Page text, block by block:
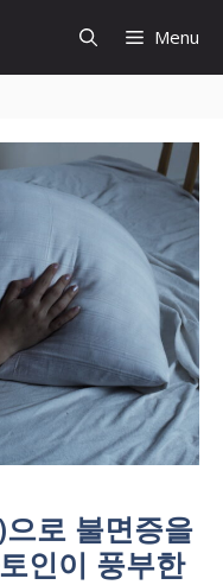
Menu
로 불면증을
인이 풍부한